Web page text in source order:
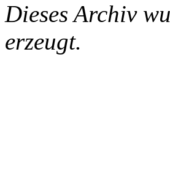
Dieses Archiv
erzeugt.